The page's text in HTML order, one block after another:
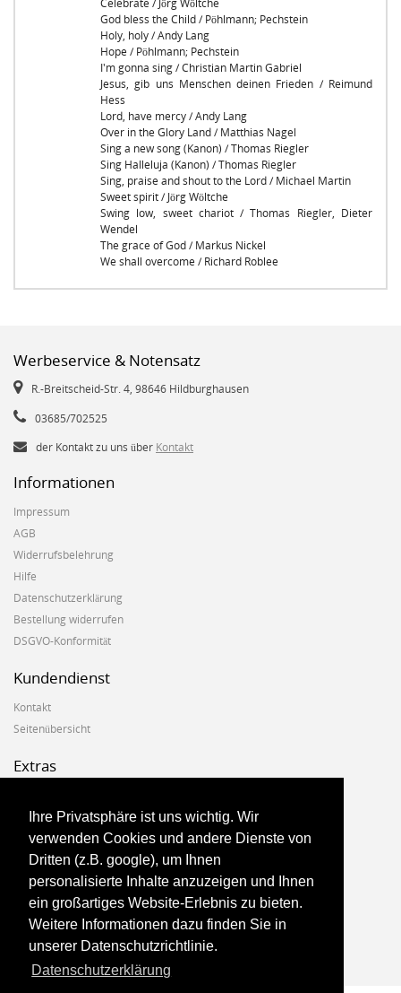
Ihre Privatsphäre ist uns wichtig. Wir
verwenden Cookies und andere Dienste von
Dritten (z.B. google), um Ihnen
personalisierte Inhalte anzuzeigen und Ihnen
ein großartiges Website-Erlebnis zu bieten.
Weitere Informationen dazu finden Sie in
unserer Datenschutzrichtlinie.
Datenschutzerklärung
Celebrate / Jörg Wöltche
God bless the Child / Pöhlmann; Pechstein
Holy, holy / Andy Lang
Hope / Pöhlmann; Pechstein
I'm gonna sing / Christian Martin Gabriel
Jesus, gib uns Menschen deinen Frieden / Reimund
Hess
Lord, have mercy / Andy Lang
Over in the Glory Land / Matthias Nagel
Sing a new song (Kanon) / Thomas Riegler
Sing Halleluja (Kanon) / Thomas Riegler
Sing, praise and shout to the Lord / Michael Martin
Sweet spirit / Jörg Wöltche
Swing low, sweet chariot / Thomas Riegler, Dieter
Wendel
The grace of God / Markus Nickel
We shall overcome / Richard Roblee
Werbeservice & Notensatz
R.-Breitscheid-Str. 4, 98646 Hildburghausen
03685/702525
der Kontakt zu uns über Kontakt
Informationen
Impressum
AGB
Widerrufsbelehrung
Hilfe
Datenschutzerklärung
Bestellung widerrufen
DSGVO-Konformität
Kundendienst
Kontakt
Seitenübersicht
Extras
Geschenkgutscheine
Angebote
Konto
Konto
Auftragsverlauf
Newsletter